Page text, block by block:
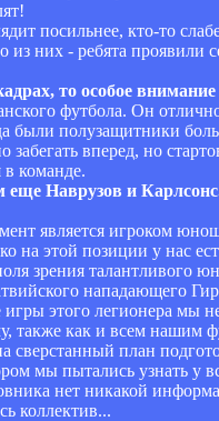
посильнее, кто-то
из них - ребята
то особое
футбола. Он
были полузащитники
забегать вперед, но
в команде.
еще Наврузов и
является игроком
на этой позиции у нас
зрения
нападающего
этого легионера мы
также как и всем нашим
сверстанный план
мы пытались узнать у
нет никакой
коллектив...